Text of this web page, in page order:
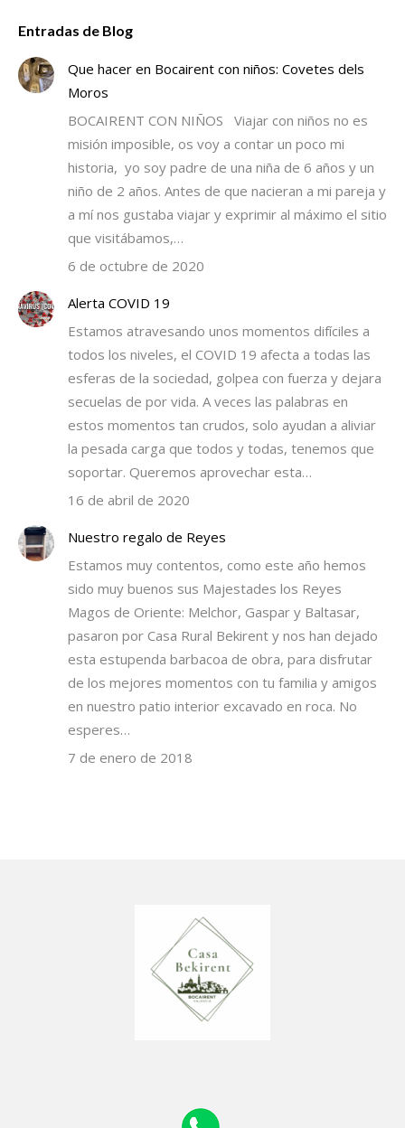
Entradas de Blog
Que hacer en Bocairent con niños: Covetes dels
Moros
BOCAIRENT CON NIÑOS Viajar con niños no es
misión imposible, os voy a contar un poco mi
historia, yo soy padre de una niña de 6 años y un
niño de 2 años. Antes de que nacieran a mi pareja y
a mí nos gustaba viajar y exprimir al máximo el sitio
que visitábamos,…
6 de octubre de 2020
Alerta COVID 19
Estamos atravesando unos momentos difíciles a
todos los niveles, el COVID 19 afecta a todas las
esferas de la sociedad, golpea con fuerza y dejara
secuelas de por vida. A veces las palabras en
estos momentos tan crudos, solo ayudan a aliviar
la pesada carga que todos y todas, tenemos que
soportar. Queremos aprovechar esta…
16 de abril de 2020
Nuestro regalo de Reyes
Estamos muy contentos, como este año hemos
sido muy buenos sus Majestades los Reyes
Magos de Oriente: Melchor, Gaspar y Baltasar,
pasaron por Casa Rural Bekirent y nos han dejado
esta estupenda barbacoa de obra, para disfrutar
de los mejores momentos con tu familia y amigos
en nuestro patio interior excavado en roca. No
esperes…
7 de enero de 2018